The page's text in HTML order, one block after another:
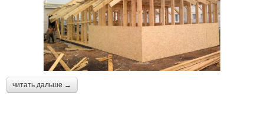
читать дальше →